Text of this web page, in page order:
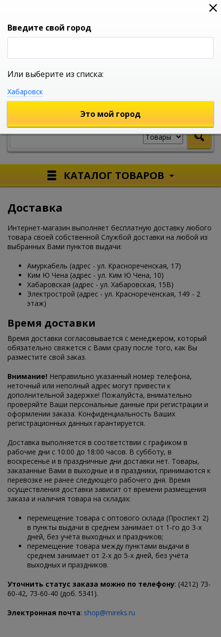
0
УНИВЕРСАЛЬНЫЙ ИНТЕРНЕТ МАГАЗИН
КАТАЛОГ ТОВАРОВ
Доставка
Интернет-магазин выполняет бесплатную доставку любого
товара своей собственной Службой доставки на любой из
выбранных Вами пунктов выдачи:
Амуркабель (адрес - ул. Краснореченская, 17)
Ким Ю Чена (адрес - ул. Ким Ю Чена, 10)
Хабаровская (адрес - ул. Хабаровская, 15В)
Электрострой (адрес - ул. Краснореченская, 149 - 2
этаж)
Время доставки
Время доставки согласовывается с менеджером, который
обязательно свяжется с Вами сразу после того, как Вы
разместите свой заказ.
Внимание! Неправильно указанный номер телефона,
неточный или неполный адрес могут привести к
дополнительной задержке! Пожалуйста, внимательно
проверяйте Ваши персональные данные при регистрации и
оформлении заказа. Конфиденциальность Ваших
регистрационных данных гарантируется.
Доставка выполняется в соответствии с графиком в
рабочие дни с 10:00 до 18:00 часов. В субботу, в
воскресенье и в праздничные дни доставки нет. Товары,
заказанные Вами в выходные и в праздники, принимаются к
перевозке не ранее следующего рабочего дня. Время
осуществления доставки зависит от времени размещения
заказа и наличия товара на складах:
перемещение товара с оптового склада (Проспект 2)
в пункты выдачи в среднем занимает от 1-го до 3-х
дней, без учёта выходных и праздников;
перемещение товара между пунктами выдачи в
среднем занимает от 2-х до 5-х дней, без учёта
выходных и праздников.
Уточнить статус заказа можно по телефону: (4212) 73-
60-42, 73-60-40 (доб. 5341).
Электронная почта: shop@mireks.ru
Введите свой город
Или выберите из списка:
Хабаровск
Это мой город